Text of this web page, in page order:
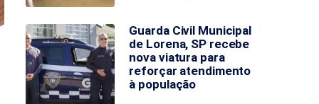
Guarda Civil Municipal
de Lorena, SP recebe
nova viatura para
reforçar atendimento
à população